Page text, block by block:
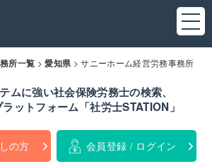
所一覧 >愛知県 >サニーホーム経営労務事務所
ムに強い社会保険労務士の検索、
ットフォーム「社労士STATION」
の方 会員登録 / ログイン